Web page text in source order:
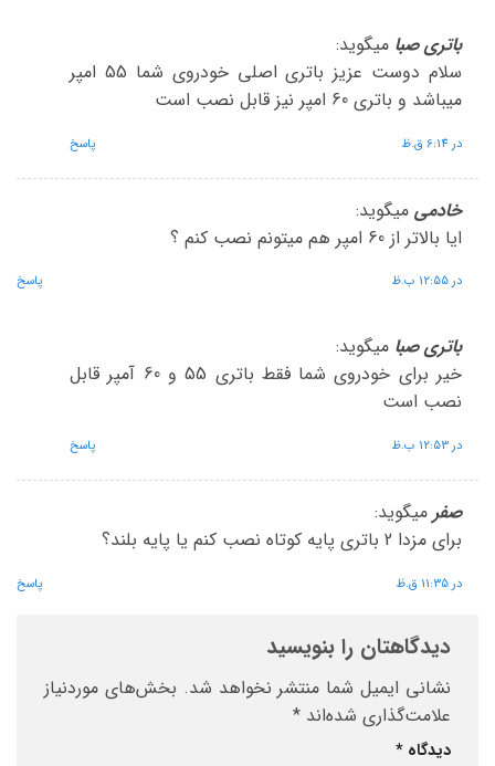
باتری صبا میگوید:
سلام دوست عزیز باتری اصلی خودروی شما 55 امپر
میباشد و باتری 60 امپر نیز قابل نصب است
در 6:14 ق.ظ پاسخ
خادمی میگوید:
ایا بالاتر از 60 امپر هم میتونم نصب کنم ؟
در 12:55 ب.ظ پاسخ
باتری صبا میگوید:
خیر برای خودروی شما فقط باتری 55 و 60 آمپر قابل
نصب است
در 12:53 ب.ظ پاسخ
صفر میگوید:
برای مزدا 2 باتری پایه کوتاه نصب کنم یا پایه بلند؟
در 11:35 ق.ظ پاسخ
دیدگاهتان را بنویسید
نشانی ایمیل شما منتشر نخواهد شد. بخش‌های موردنیاز
علامت‌گذاری شده‌اند *
دیدگاه *